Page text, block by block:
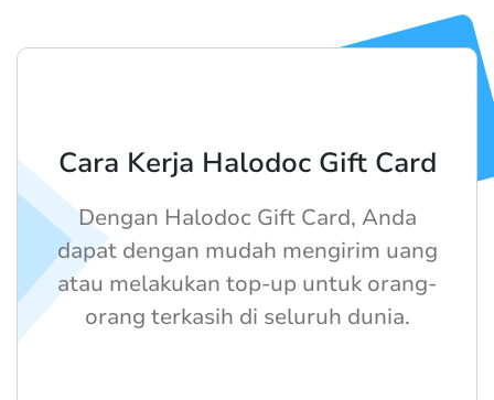
Cara Kerja Halodoc Gift Card
Dengan Halodoc Gift Card, Anda
dapat dengan mudah mengirim uang
atau melakukan top-up untuk orang-
orang terkasih di seluruh dunia.